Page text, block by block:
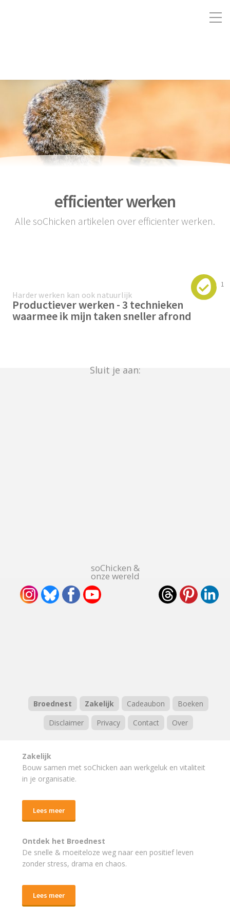
efficienter werken
Alle soChicken artikelen over efficienter werken.
1
Harder werken kan ook natuurlijk
Productiever werken - 3 technieken
waarmee ik mijn taken sneller afrond
Sluit je aan:
soChicken &
onze wereld
Broednest Zakelijk Cadeaubon
Boeken
Disclaimer
Privacy Contact Over
Zakelijk
Bouw samen met soChicken aan werkgeluk en vitaliteit
in je organisatie.
Lees meer
Ontdek het Broednest
De snelle & moeiteloze weg naar een positief leven
zonder stress, drama en chaos.
Lees meer